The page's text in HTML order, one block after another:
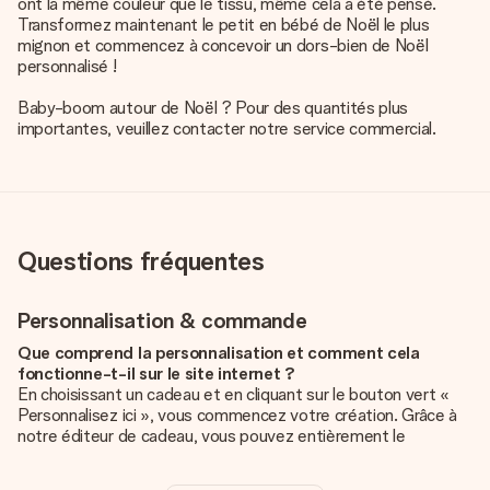
Transformez maintenant le petit en bébé de Noël le plus
mignon et commencez à concevoir un dors-bien de Noël
personnalisé !
Baby-boom autour de Noël ? Pour des quantités plus
importantes, veuillez contacter notre service commercial.
Questions fréquentes
Personnalisation & commande
Que comprend la personnalisation et comment cela
fonctionne-t-il sur le site internet ?
En choisissant un cadeau et en cliquant sur le bouton vert «
Personnalisez ici », vous commencez votre création. Grâce à
notre éditeur de cadeau, vous pouvez entièrement le